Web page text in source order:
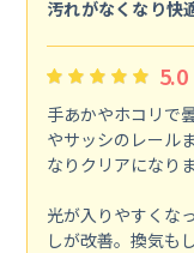
汚れがなくなり快
5.0
手あかやホコリで
やサッシのレール
なりクリアになり
光が入りやすくな
しが改善。換気も